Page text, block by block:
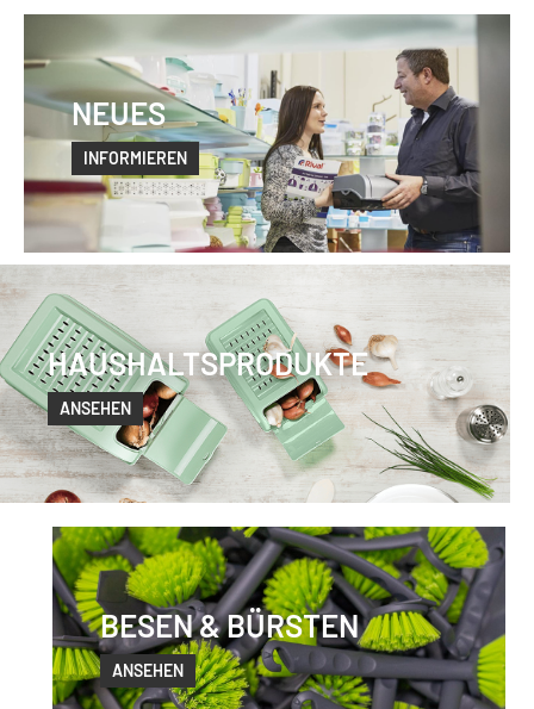
NEUES
INFORMIEREN
HAUSHALTSPRODUKTE
ANSEHEN
BESEN & BÜRSTEN
ANSEHEN